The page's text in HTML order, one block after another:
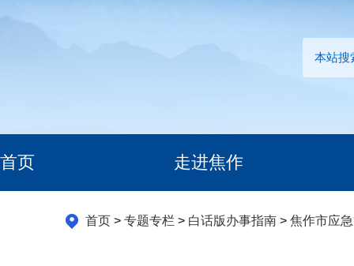
本站搜
首页 走进焦作
首页> 专题专栏 > 白话版办事指南> 焦作市应